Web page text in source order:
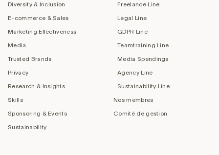
Diversity & Inclusion
E-commerce & Sales
Marketing Effectiveness
Media
Trusted Brands
Privacy
Research & Insights
Skills
Sponsoring & Events
Sustainability
Freelance Line
Legal Line
GDPR Line
Teamtraining Line
Media Spendings
Agency Line
Sustainability Line
Nos membres
Comité de gestion